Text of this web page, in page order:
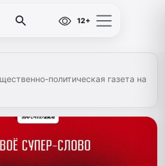
12+
политическая газета на